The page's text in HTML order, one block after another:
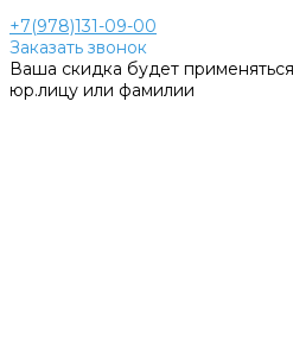
+7(978)131-09-00
Заказать звонок
Ваша скидка будет
юр.лицу или фамилии